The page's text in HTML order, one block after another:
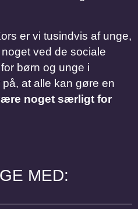
er vi tusindvis af unge,
ved de sociale
børn og unge i
at alle kan gøre en
noget særligt for
MED: